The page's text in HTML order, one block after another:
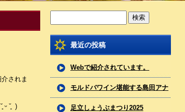
されま
ᵕ ˘͈ )
最近の投稿
Webで紹介されています。
モルドバワイン堪能する島田アナ
（フジテレビ）
足立しょうぶまつり2025